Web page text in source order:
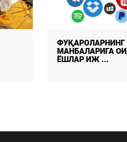
ФУҚАРОЛАРНИНГ
МАНБАЛАРИГА
ЁШЛАР ИЖ ...